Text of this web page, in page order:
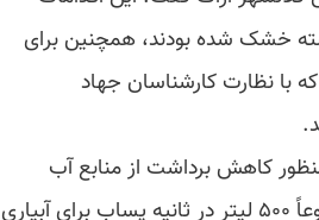
خشک شده بودند، همچنین برای
شده که با نظارت کارشناسان جهاد
کاهش برداشت از منابع آب
زیرزمینی مورد تأکید قرار گرفت، بر اساس برنامه‌ریزی انجام‌شده، مجموعاً ۵۰۰ لیتر در ثانیه پساب برای آبیاری